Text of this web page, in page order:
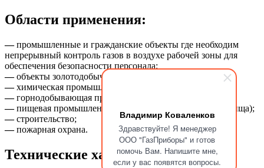
Владимир Коваленков
Здравствуйте! Я менеджер
ООО "ГазПриборы" и готов
помочь Вам. Напишите мне,
если у вас появятся вопросы.
Области применения:
—промышленные и гражданские объекты где необходим
непрерывный контроль газов в воздухе рабочей зоны для
обеспечения безопасности персонала;
—объекты золотодобычи;
—химическая промышленность;
—горнодобывающая промышленность;
—пищевая промышленность (элеваторы и зернохранилища);
—строительство;
—пожарная охрана.
Технические характеристики